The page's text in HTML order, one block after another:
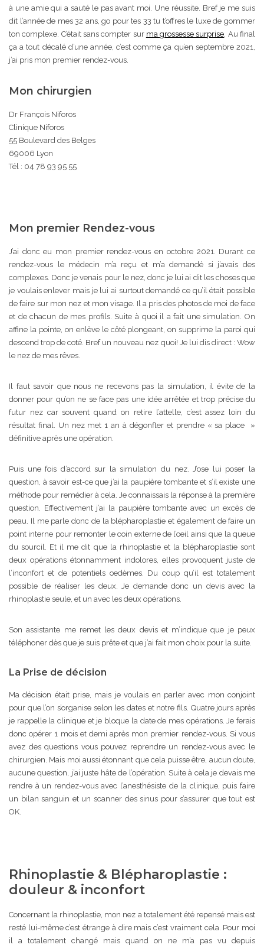
à une amie qui a sauté le pas avant moi. Une réussite. Bref je me suis
dit l’année de mes 32 ans, go pour tes 33 tu t’offres le luxe de gommer
ton complexe. C’était sans compter sur ma grossesse surprise. Au final
ça a tout décalé d’une année, c’est comme ça qu’en septembre 2021,
j’ai pris mon premier rendez-vous.
Mon chirurgien
Dr François Niforos
Clinique Niforos
55 Boulevard des Belges
69006 Lyon
Tél : 04 78 93 95 55
Mon premier Rendez-vous
J’ai donc eu mon premier rendez-vous en octobre 2021. Durant ce
rendez-vous le médecin m’a reçu et m’a demandé si j’avais des
complexes. Donc je venais pour le nez, donc je lui ai dit les choses que
je voulais enlever mais je lui ai surtout demandé ce qu’il était possible
de faire sur mon nez et mon visage. Il a pris des photos de moi de face
et de chacun de mes profils. Suite à quoi il a fait une simulation. On
affine la pointe, on enlève le côté plongeant, on supprime la paroi qui
descend trop de coté. Bref un nouveau nez quoi! Je lui dis direct : Wow
le nez de mes rêves.
Il faut savoir que nous ne recevons pas la simulation, il évite de la
donner pour qu’on ne se face pas une idée arrêtée et trop précise du
futur nez car souvent quand on retire l’attelle, c’est assez loin du
résultat final. Un nez met 1 an à dégonfler et prendre « sa place »
définitive après une opération.
Puis une fois d’accord sur la simulation du nez. J’ose lui poser la
question, à savoir est-ce que j’ai la paupière tombante et s’il existe une
méthode pour remédier à cela. Je connaissais la réponse à la première
question. Effectivement j’ai la paupière tombante avec un excès de
peau. Il me parle donc de la blépharoplastie et également de faire un
point interne pour remonter le coin externe de l’oeil ainsi que la queue
du sourcil. Et il me dit que la rhinoplastie et la blépharoplastie sont
deux opérations étonnamment indolores, elles provoquent juste de
l’inconfort et de potentiels oedèmes. Du coup qu’il est totalement
possible de réaliser les deux. Je demande donc un devis avec la
rhinoplastie seule, et un avec les deux opérations.
Son assistante me remet les deux devis et m’indique que je peux
téléphoner dès que je suis prête et que j’ai fait mon choix pour la suite.
La Prise de décision
Ma décision était prise, mais je voulais en parler avec mon conjoint
pour que l’on s’organise selon les dates et notre fils. Quatre jours après
je rappelle la clinique et je bloque la date de mes opérations. Je ferais
donc opérer 1 mois et demi après mon premier rendez-vous. Si vous
avez des questions vous pouvez reprendre un rendez-vous avec le
chirurgien. Mais moi aussi étonnant que cela puisse être, aucun doute,
aucune question, j’ai juste hâte de l’opération. Suite à cela je devais me
rendre à un rendez-vous avec l’anesthésiste de la clinique, puis faire
un bilan sanguin et un scanner des sinus pour s’assurer que tout est
OK.
Rhinoplastie & Blépharoplastie :
douleur & inconfort
Concernant la rhinoplastie, mon nez a totalement été repensé mais est
resté lui-même c’est étrange à dire mais c’est vraiment cela. Pour moi
il a totalement changé mais quand on ne m’a pas vu depuis